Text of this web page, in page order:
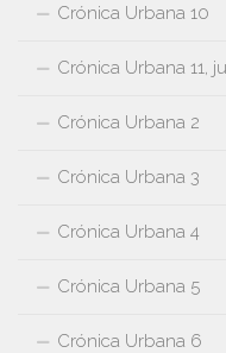
Crónica Urbana 10
Crónica Urbana 11,
Crónica Urbana 2
Crónica Urbana 3
Crónica Urbana 4
Crónica Urbana 5
Crónica Urbana 6